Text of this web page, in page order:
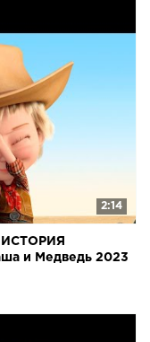
2:14
и Медведь 2023